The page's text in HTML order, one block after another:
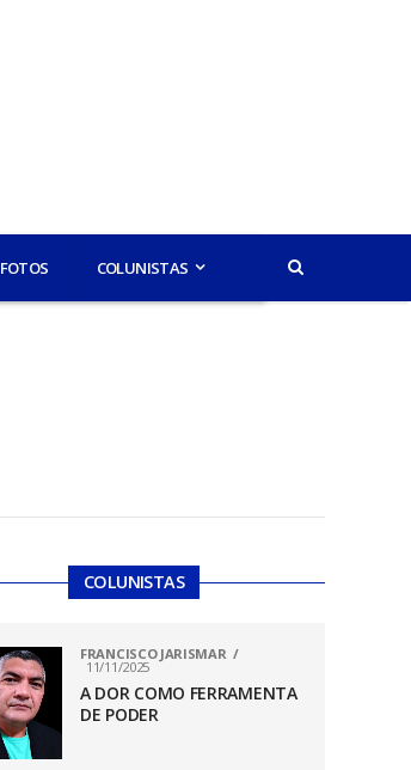
FOTOS COLUNISTAS
COLUNISTAS
FRANCISCO JARISMAR
11/11/2025
A DOR COMO FERRAMENTA
DE PODER